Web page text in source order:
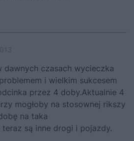
dawnych czasach wycieczka
i wielkim sukcesem
przez 4 doby.Aktualnie 4
mogłoby na stosownej rikszy
na taka
teraz są inne drogi i pojazdy.